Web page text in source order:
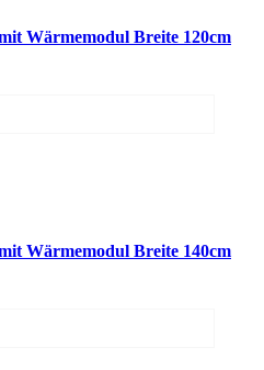
Wärmemodul Breite 120cm
Wärmemodul Breite 140cm